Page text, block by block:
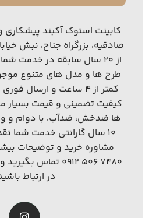
کابینت استوک آکبند
صادقیه، بزرگراه جناح، نبش
از ۲۰ سال سابقه در خدمت
طرح ها و مدل های متنوع
کمتر از ۴ ساعت و ارسال
کیفیت تضمینی و قیمت بسیار
ها ضدخش، ضدآب، با دوام و
۱۰ سال گارانتی خدمت شما
مشاوره خرید و توضیحات
۷۴۸۰ ۵۰۶ ۰۹۱۲ تماس
در ارتباط